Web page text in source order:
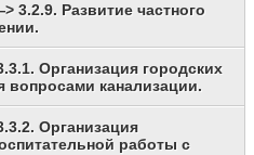
3.2.9. Развитие частного
Организация городских
канализации.
Организация
работы с